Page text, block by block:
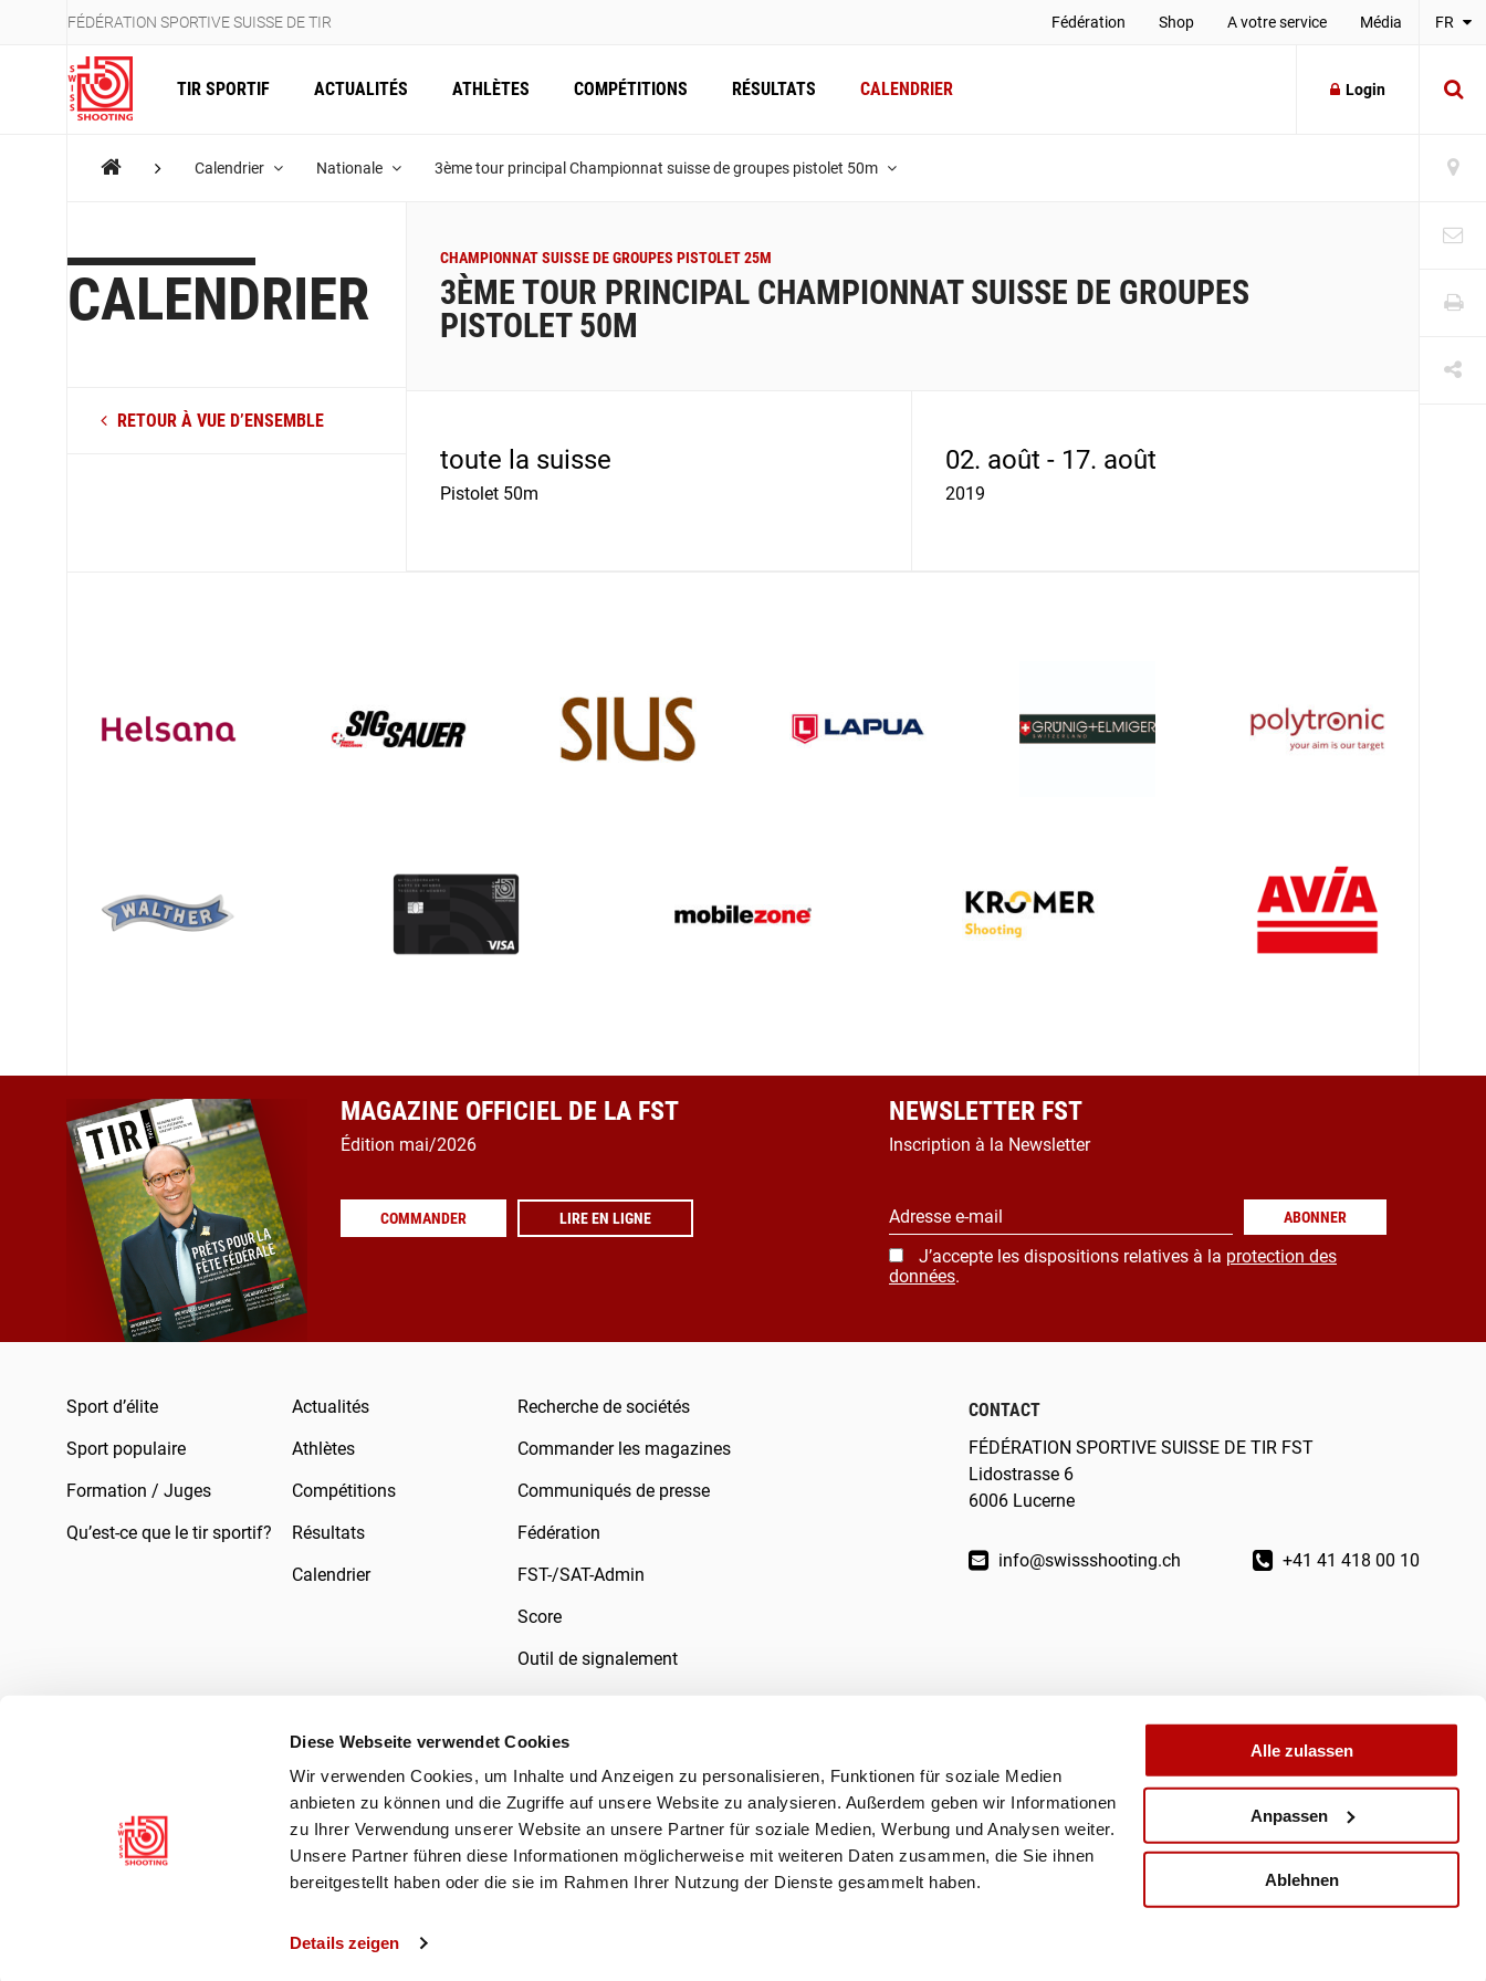
Diese Webseite verwendet Cookies
Wir verwenden Cookies, um Inhalte und Anzeigen zu personalisieren, Funktionen für soziale Medien
anbieten zu können und die Zugriffe auf unsere Website zu analysieren. Außerdem geben wir Informationen
zu Ihrer Verwendung unserer Website an unsere Partner für soziale Medien, Werbung und Analysen weiter.
Unsere Partner führen diese Informationen möglicherweise mit weiteren Daten zusammen, die Sie ihnen
bereitgestellt haben oder die sie im Rahmen Ihrer Nutzung der Dienste gesammelt haben.
Details zeigen
Alle zulassen
Anpassen
Ablehnen
FÉDÉRATION SPORTIVE SUISSE DE TIR Fédération Shop A votre service Média FR
TIR SPORTIF ACTUALITÉS ATHLÈTES COMPÉTITIONS RÉSULTATS CALENDRIER Login
Calendrier Nationale 3ème tour principal Championnat suisse de groupes pistolet 50m
CALENDRIER
RETOUR À VUE D’ENSEMBLE
CHAMPIONNAT SUISSE DE GROUPES PISTOLET 25M
3ÈME TOUR PRINCIPAL CHAMPIONNAT SUISSE DE GROUPES
PISTOLET 50M
toute la suisse
Pistolet 50m
02. août - 17. août
2019
MAGAZINE OFFICIEL DE LA FST
Édition mai/2026
COMMANDER LIRE EN LIGNE
NEWSLETTER FST
Inscription à la Newsletter
Adresse e-mail ABONNER
J’accepte les dispositions relatives à la protection des
données.
Sport d’élite
Sport populaire
Formation / Juges
Qu’est-ce que le tir sportif?
Actualités
Athlètes
Compétitions
Résultats
Calendrier
Recherche de sociétés
Commander les magazines
Communiqués de presse
Fédération
FST-/SAT-Admin
Score
Outil de signalement
CONTACT
FÉDÉRATION SPORTIVE SUISSE DE TIR FST
Lidostrasse 6
6006 Lucerne
info@swissshooting.ch +41 41 418 00 10
Protection des données